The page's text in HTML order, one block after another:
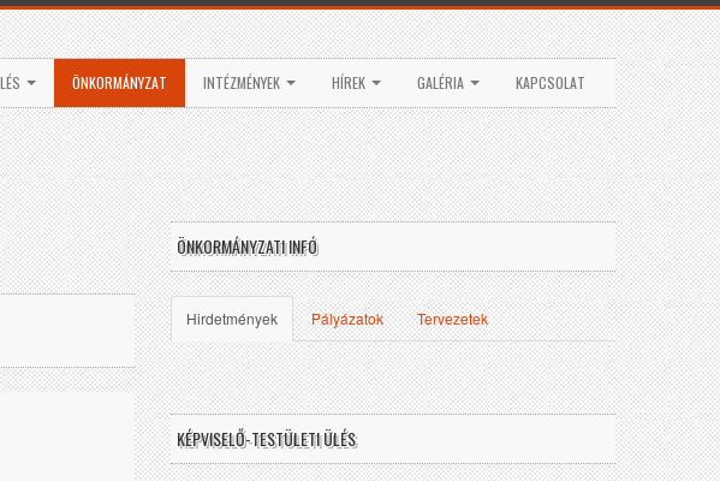
ÖNKORMÁNYZAT INTÉZMÉNYEK HÍREK GALÉRIA KAPCSOLAT
ÖNKORMÁNYZATI INFÓ
Hirdetmények Pályázatok Tervezetek
KÉPVISELŐ-TESTÜLETI ÜLÉS